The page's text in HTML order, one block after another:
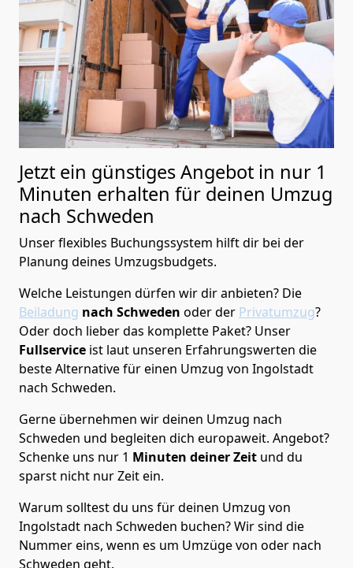
Jetzt ein günstiges Angebot in nur 1
Minuten erhalten für deinen Umzug
nach Schweden
Unser flexibles Buchungssystem hilft dir bei der
Planung deines Umzugsbudgets.
Welche Leistungen dürfen wir dir anbieten? Die
Beiladung nach Schweden oder der Privatumzug?
Oder doch lieber das komplette Paket? Unser
Fullservice ist laut unseren Erfahrungswerten die
beste Alternative für einen Umzug von Ingolstadt
nach Schweden.
Gerne übernehmen wir deinen Umzug nach
Schweden und begleiten dich europaweit. Angebot?
Schenke uns nur 1 Minuten deiner Zeit und du
sparst nicht nur Zeit ein.
Warum solltest du uns für deinen Umzug von
Ingolstadt nach Schweden buchen? Wir sind die
Nummer eins, wenn es um Umzüge von oder nach
Schweden geht.